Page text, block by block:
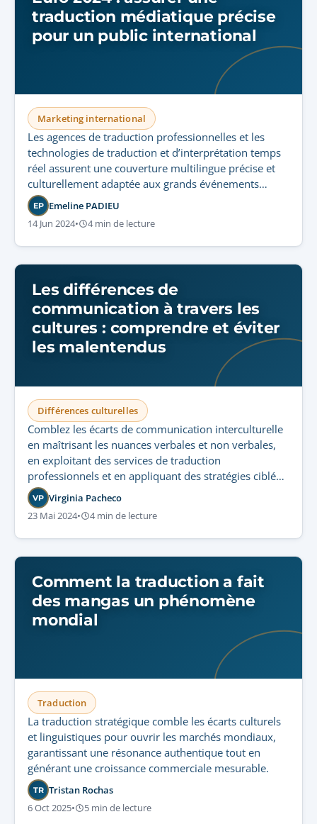
traduction médiatique précise
pour un public international
Marketing international
Les agences de traduction professionnelles et les
technologies de traduction et d’interprétation temps
réel assurent une couverture multilingue précise et
culturellement adaptée aux grands événements
sportifs, garantissant une audience mondiale fluide et
l’intégrité des diffusions.
EP Emeline PADIEU
14 Jun 2024• 4 min de lecture
Les différences de
communication à travers les
cultures : comprendre et éviter
les malentendus
Différences culturelles
Comblez les écarts de communication interculturelle
en maîtrisant les nuances verbales et non verbales,
en exploitant des services de traduction
professionnels et en appliquant des stratégies ciblées
pour prévenir les malentendus coûteux.
VP Virginia Pacheco
23 Mai 2024• 4 min de lecture
Comment la traduction a fait
des mangas un phénomène
mondial
Traduction
La traduction stratégique comble les écarts culturels
et linguistiques pour ouvrir les marchés mondiaux,
garantissant une résonance authentique tout en
générant une croissance commerciale mesurable.
TR Tristan Rochas
6 Oct 2025• 5 min de lecture